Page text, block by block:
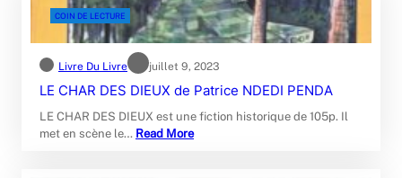
COIN DE LECTURE
Livre Du Livre juillet 9, 2023
LE CHAR DES DIEUX de Patrice NDEDI PENDA
LE CHAR DES DIEUX est une fiction historique de 105p. Il
met en scène le… Read More